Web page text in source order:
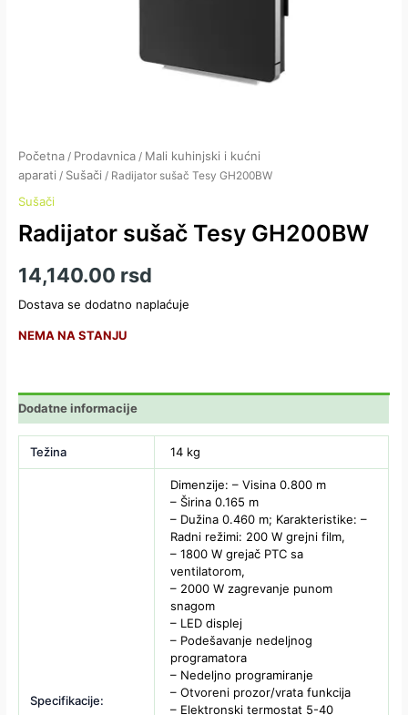
Početna / Prodavnica / Mali kuhinjski i kućni
aparati / Sušači / Radijator sušač Tesy GH200BW
Sušači
Radijator sušač Tesy GH200BW
14,140.00 rsd
Dostava se dodatno naplaćuje
NEMA NA STANJU
Dodatne informacije
Težina 14 kg
Specifikacije:
Dimenzije: – Visina 0.800 m
– Širina 0.165 m
– Dužina 0.460 m; Karakteristike: –
Radni režimi: 200 W grejni film,
– 1800 W grejač PTC sa
ventilatorom,
– 2000 W zagrevanje punom
snagom
– LED displej
– Podešavanje nedeljnog
programatora
– Nedeljno programiranje
– Otvoreni prozor/vrata funkcija
– Elektronski termostat 5-40